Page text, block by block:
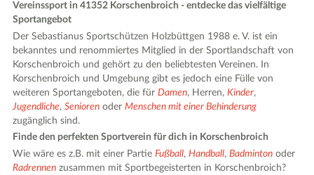
Vereinssport in 41352 Korschenbroich - entdecke das vielfältige
Sportangebot
Der Sebastianus Sportschützen Holzbüttgen 1988 e. V. ist ein
bekanntes und renommiertes Mitglied in der Sportlandschaft von
Korschenbroich und gehört zu den beliebtesten Vereinen. In
Korschenbroich und Umgebung gibt es jedoch eine Fülle von
weiteren Sportangeboten, die fürDamen, Herren,Kinder,
Jugendliche,Senioren oderMenschen mit einer Behinderung
zugänglich sind.
Finde den perfekten Sportverein für dich in Korschenbroich
Wie wäre es z.B. mit einer PartieFußball,Handball,Badminton oder
Radrennen zusammen mit Sportbegeisterten in Korschenbroich?